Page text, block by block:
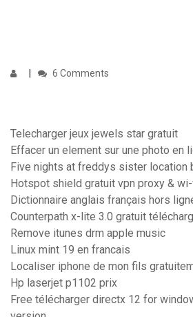
6 Comments
Telecharger jeux jewels star gratuit
Effacer un element sur une photo en
Five nights at freddys sister location
Hotspot shield gratuit vpn proxy &
Dictionnaire anglais français hors
Counterpath x-lite 3.0 gratuit
Remove itunes drm apple music
Linux mint 19 en francais
Localiser iphone de mon fils
Hp laserjet p1102 prix
Free télécharger directx 12 for